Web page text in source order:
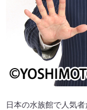
日本の水族館で人気